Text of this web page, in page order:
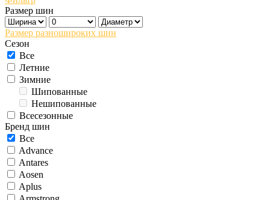
Размер шин
Размер разношироких шин
Сезон
Все
Летние
Зимние
Шипованные
Нешипованные
Всесезонные
Бренд шин
Все
Advance
Antares
Aosen
Aplus